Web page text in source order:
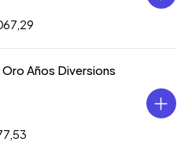
Años Diversions